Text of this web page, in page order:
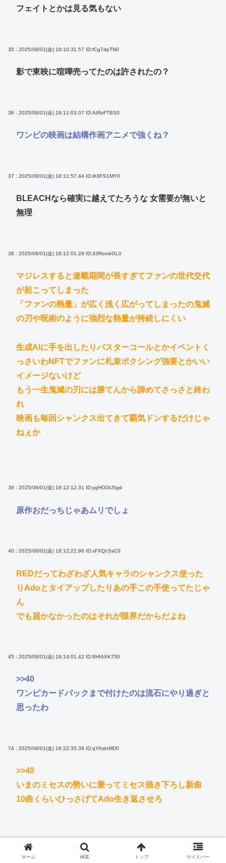
フェイトとかは見る気もない
35 : 2025/08/01(金) 18:10:31.57 ID:fCg7dpTN0
影で東映に喧嘩売ってたのは許されたの？
36 : 2025/08/01(金) 18:11:03.07 ID:AIRzFTBS0
ワンピの映画は結構作画アニメで強くね？
37 : 2025/08/01(金) 18:11:57.44 ID:iK8FS1MY0
BLEACHなら確実に越えてたろうな 女需要が無いと
無理
38 : 2025/08/01(金) 18:12:01.28 ID:33Rxm4GL0
マジレスすると連載期間が長すぎてファンの世代交代
が起こってしまった
「ファンの熱量」が広く浅く広がってしまったの鬼滅
の刃や呪術のように強烈な熱量が持続しにくい
生成AIに手を出したりバスターコールとかイベントく
っさいわNFTでファンに札束ボクシング強要とかいい
イメージないけど
もう一生鬼滅の刃には勝てんから諦めてさっさと終わ
れ
映画も毎回シャンクス出てきて覇気ドンするだけじゃ
ねぇか
39 : 2025/08/01(金) 18:12:12.31 ID:ygHOGU5gd
原作おだっちじゃあムリでしょ
40 : 2025/08/01(金) 18:12:22.86 ID:xFXQcSsC0
REDだってわざわざ人気キャラのシャンクス使った
りAdoとタイアップしたりあの手この手使ってたじゃ
ん
でも届かなかったのはそれが限界だからだよね
45 : 2025/08/01(金) 18:14:01.42 ID:8HIAXK750
>>40
ワンピカードパックまで付けたのは流石にやり過ぎと
思ったわ
74 : 2025/08/01(金) 18:22:35.39 ID:qYAslnMD0
>>40
いまのミセスの勢いに乗ってミセス描き下ろし新曲
10曲くらいひっさげてAdo生き返させろ
ホーム 検索 トップ サイドバー